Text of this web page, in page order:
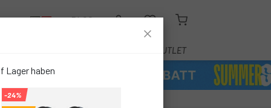
BLOG
OUTLET
Lager haben
-24%